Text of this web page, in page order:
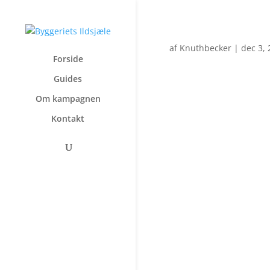
Forside
Guides
Om kampagnen
Kontakt
af Knuthbecker| dec 3,